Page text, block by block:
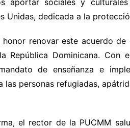
Unidas, dedicada a la
honor renovar este acuerdo
República Dominicana. Con
de enseñanza e
las personas refugiadas,
el rector de la PUCMM